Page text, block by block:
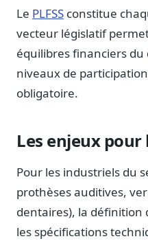
Charte IA
Fiabilité, souveraineté,
Sécurité
Hébergement européen,
Presse
Kit média, contacts
Le PLFSS constitue
vecteur législatif
équilibres financiers
niveaux de
obligatoire.
Les enjeux pour
Pour les industriels du
prothèses auditives,
dentaires), la
les spécifications